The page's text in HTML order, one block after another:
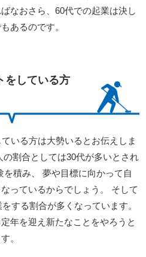
なおさら、60代での起業は決し
あるのです。
をしている方
いる方は大勢いるとお伝えしま
の割合としては30代が多いとされ
積み、 夢や目標に向かって自
っているからでしょう。 そして
する割合が多くなっています。
年を迎え新たなことをやろうと
。